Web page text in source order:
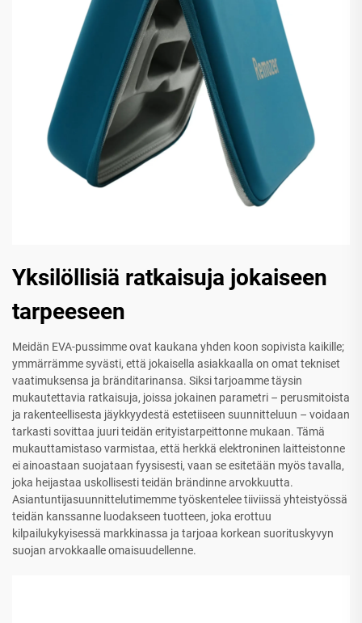
Yksilöllisiä ratkaisuja jokaiseen
tarpeeseen
Meidän EVA-pussimme ovat kaukana yhden koon sopivista kaikille;
ymmärrämme syvästi, että jokaisella asiakkaalla on omat tekniset
vaatimuksensa ja bränditarinansa. Siksi tarjoamme täysin
mukautettavia ratkaisuja, joissa jokainen parametri – perusmitoista
ja rakenteellisesta jäykkyydestä estetiiseen suunnitteluun – voidaan
tarkasti sovittaa juuri teidän erityistarpeittonne mukaan. Tämä
mukauttamistaso varmistaa, että herkkä elektroninen laitteistonne
ei ainoastaan suojataan fyysisesti, vaan se esitetään myös tavalla,
joka heijastaa uskollisesti teidän brändinne arvokkuutta.
Asiantuntijasuunnittelutimemme työskentelee tiiviissä yhteistyössä
teidän kanssanne luodakseen tuotteen, joka erottuu
kilpailukykyisessä markkinassa ja tarjoaa korkean suorituskyvyn
suojan arvokkaalle omaisuudellenne.